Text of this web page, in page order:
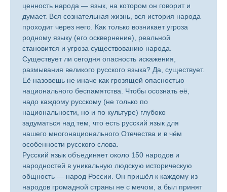
ценность народа — язык, на котором он говорит и
думает. Вся сознательная жизнь, вся история народа
проходит через него. Как только возникает угроза
родному языку (его осквернение), реальной
становится и угроза существованию народа.
Существует ли сегодня опасность искажения,
размывания великого русского языка? Да, существует.
Её назовешь не иначе как грозящей опасностью
национального беспамятства. Чтобы осознать её,
надо каждому русскому (не только по
национальности, но и по культуре) глубоко
задуматься над тем, что есть русский язык для
нашего многонационального Отечества и в чём
особенности русского слова.
Русский язык объединяет около 150 народов и
народностей в уникальную людскую историческую
общность — народ России. Он пришёл к каждому из
народов громадной страны не с мечом, а был принят